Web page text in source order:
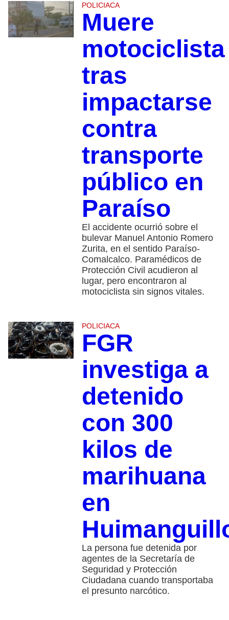
POLICIACA
Muere
motociclista
tras
impactarse
contra
transporte
público en
Paraíso
El accidente ocurrió sobre el
bulevar Manuel Antonio Romero
Zurita, en el sentido Paraíso-
Comalcalco. Paramédicos de
Protección Civil acudieron al
lugar, pero encontraron al
motociclista sin signos vitales.
POLICIACA
FGR
investiga a
detenido
con 300
kilos de
marihuana
en
La persona fue detenida por
agentes de la Secretaría de
Seguridad y Protección
Ciudadana cuando transportaba
el presunto narcótico.